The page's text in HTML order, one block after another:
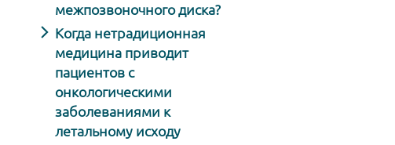
межпозвоночного диска?
Когда нетрадиционная
медицина приводит
пациентов с
онкологическими
заболеваниями к
летальному исходу